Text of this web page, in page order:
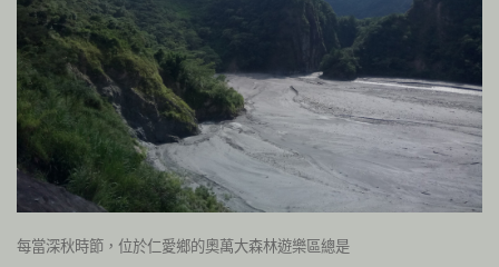
每當深秋時節，位於仁愛鄉的奧萬大森林遊樂區總是